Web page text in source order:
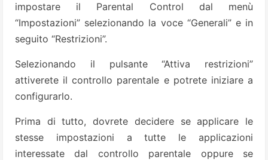
impostare il Parental Control dal menù
“Impostazioni” selezionando la voce “Generali” e in
seguito “Restrizioni”.
Selezionando il pulsante “Attiva restrizioni”
attiverete il controllo parentale e potrete iniziare a
configurarlo.
Prima di tutto, dovrete decidere se applicare le
stesse impostazioni a tutte le applicazioni
interessate dal controllo parentale oppure se